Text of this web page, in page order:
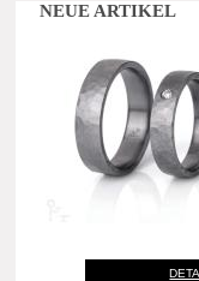
NEUE ARTIKEL